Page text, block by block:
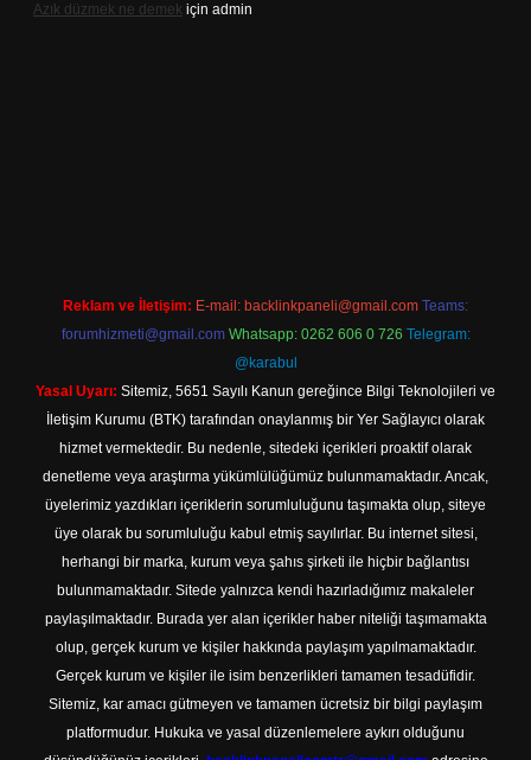
Azık düzmek ne demek için admin
Reklam ve İletişim: E-mail: backlinkpaneli@gmail.com Teams:
forumhizmeti@gmail.com Whatsapp: 0262 606 0 726 Telegram:
@karabul
Yasal Uyarı: Sitemiz, 5651 Sayılı Kanun gereğince Bilgi Teknolojileri ve
İletişim Kurumu (BTK) tarafından onaylanmış bir Yer Sağlayıcı olarak
hizmet vermektedir. Bu nedenle, sitedeki içerikleri proaktif olarak
denetleme veya araştırma yükümlülüğümüz bulunmamaktadır. Ancak,
üyelerimiz yazdıkları içeriklerin sorumluluğunu taşımakta olup, siteye
üye olarak bu sorumluluğu kabul etmiş sayılırlar. Bu internet sitesi,
herhangi bir marka, kurum veya şahıs şirketi ile hiçbir bağlantısı
bulunmamaktadır. Sitede yalnızca kendi hazırladığımız makaleler
paylaşılmaktadır. Burada yer alan içerikler haber niteliği taşımamakta
olup, gerçek kurum ve kişiler hakkında paylaşım yapılmamaktadır.
Gerçek kurum ve kişiler ile isim benzerlikleri tamamen tesadüfidir.
Sitemiz, kar amacı gütmeyen ve tamamen ücretsiz bir bilgi paylaşım
platformudur. Hukuka ve yasal düzenlemelere aykırı olduğunu